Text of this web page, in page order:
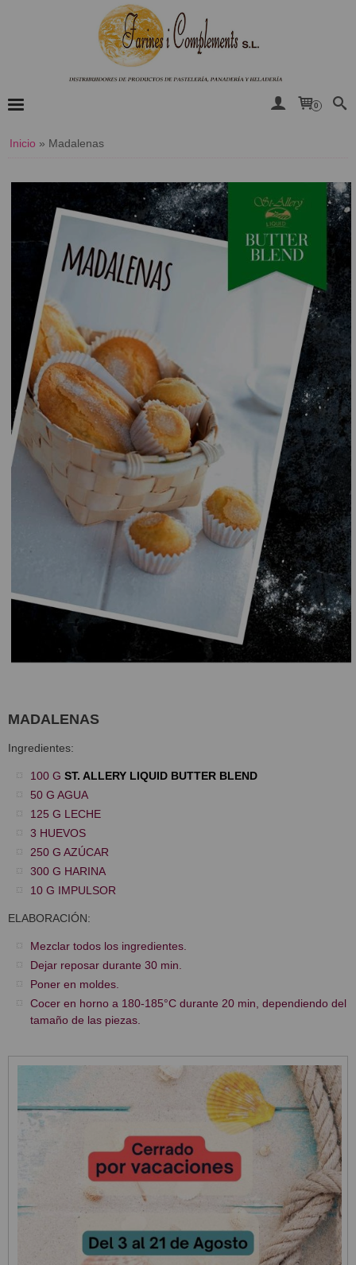
0
Inicio » Madalenas
MADALENAS
Ingredientes:
100 G ST. ALLERY LIQUID BUTTER BLEND
50 G AGUA
125 G LECHE
3 HUEVOS
250 G AZÚCAR
300 G HARINA
10 G IMPULSOR
ELABORACIÓN:
Mezclar todos los ingredientes.
Dejar reposar durante 30 min.
Poner en moldes.
Cocer en horno a 180-185°C durante 20 min, dependiendo del
tamaño de las piezas.